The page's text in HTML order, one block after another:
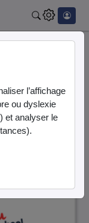
l’affichage
ou dyslexie
et analyser le